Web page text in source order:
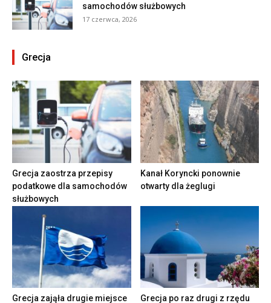
samochodów służbowych
17 czerwca, 2026
Grecja
Grecja zaostrza przepisy
podatkowe dla samochodów
służbowych
Kanał Koryncki ponownie
otwarty dla żeglugi
Grecja zająła drugie miejsce
Grecja po raz drugi z rzędu